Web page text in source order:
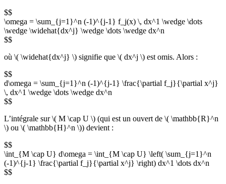
$$
\omega = \sum_{j=1}^n (-1)^{j-1} f_j(x) \, dx^1 \wedge \dots
\wedge \widehat{dx^j} \wedge \dots \wedge dx^n
$$
où \( \widehat{dx^j} \) signifie que \( dx^j \) est omis. Alors :
$$
d\omega = \sum_{j=1}^n (-1)^{j-1} \frac{\partial f_j}{\partial x^j}
\, dx^1 \wedge \dots \wedge dx^n
$$
L’intégrale sur \( M \cap U \) (qui est un ouvert de \( \mathbb{R}^n
\) ou \( \mathbb{H}^n \)) devient :
$$
\int_{M \cap U} d\omega = \int_{M \cap U} \left( \sum_{j=1}^n
(-1)^{j-1} \frac{\partial f_j}{\partial x^j} \right) dx^1 \dots dx^n
$$